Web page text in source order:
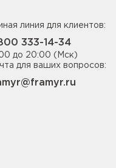
линия для клиентов:
333-14-34
до 20:00 (Мск)
для ваших вопросов: